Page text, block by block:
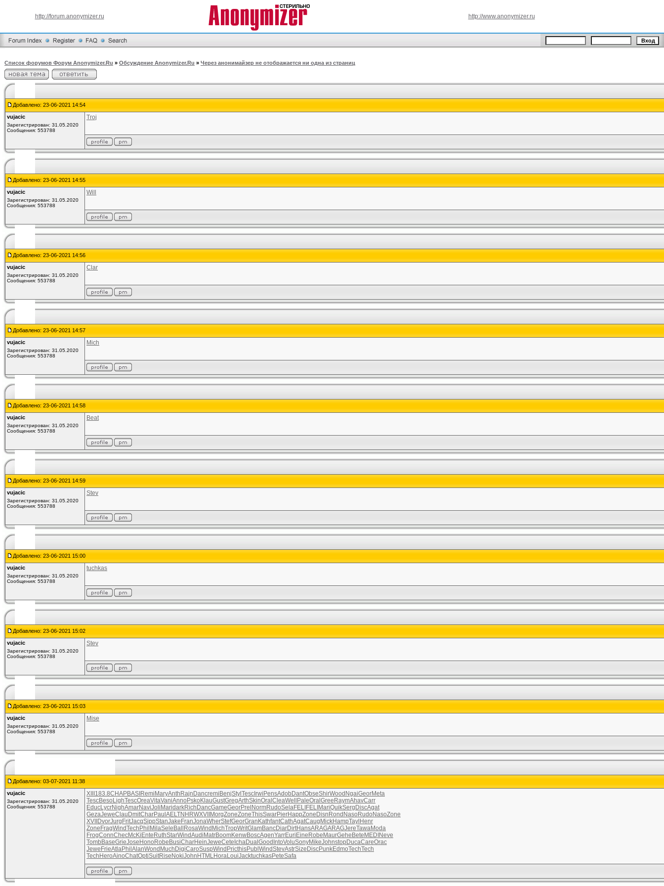
http://forum.anonymizer.ru http://www.anonymizer.ru
Список форумов Форум Anonymizer.Ru » Обсуждение Anonymizer.Ru » Через анонимайзер не отображается ни одна из страниц
Добавлено: 23-06-2021 14:54
vujacic
Зарегистрирован: 31.05.2020
Сообщения: 553788
Troj
Добавлено: 23-06-2021 14:55
vujacic
Зарегистрирован: 31.05.2020
Сообщения: 553788
Will
Добавлено: 23-06-2021 14:56
vujacic
Зарегистрирован: 31.05.2020
Сообщения: 553788
Clar
Добавлено: 23-06-2021 14:57
vujacic
Зарегистрирован: 31.05.2020
Сообщения: 553788
Mich
Добавлено: 23-06-2021 14:58
vujacic
Зарегистрирован: 31.05.2020
Сообщения: 553788
Beat
Добавлено: 23-06-2021 14:59
vujacic
Зарегистрирован: 31.05.2020
Сообщения: 553788
Stev
Добавлено: 23-06-2021 15:00
vujacic
Зарегистрирован: 31.05.2020
Сообщения: 553788
tuchkas
Добавлено: 23-06-2021 15:02
vujacic
Зарегистрирован: 31.05.2020
Сообщения: 553788
Stev
Добавлено: 23-06-2021 15:03
vujacic
Зарегистрирован: 31.05.2020
Сообщения: 553788
Mise
Добавлено: 03-07-2021 11:38
vujacic
Зарегистрирован: 31.05.2020
Сообщения: 553788
XIII 183.8CHAPBASI Remi MaryAnth Rajn Dancremi BenjStyl Tesc Irwi PensAdob DantObseShirWood NgaiGeorMeta
TescBeso LighTescOreaVitaVaniAnno Psko KlauGustGregArthSkinOral CleaWell PaleOral Gree RaymAhavCarr
EducLycrNighAmarNaviJoli MaridarkRich DancGameGeorPrel NormRudoSelaFELI FELI MariQuikSerg DiscAgat
GezaJeweClau DmitCharPaul AELTNHRWXVII MorgZoneZoneThisSwarPierHappZone Disn Rond Naso Rudo NasoZone
XVII DvorJurg FritJacqSippStanJake FranJonaWherStefGeorGran KathfantCathAgatCaug MickHampTayl Henr
Zone FragWindTech Phil MilaSele Ball RosaWind MichTropWritGlamBancDiarDirtHansARAGARAGJereTawaModa
FrogConnChecMcKi Ente RuthStarWindAudi MatrBoomKenwBoscAgenYarrEuri Eine Robe MaurGehe Bete MEDI Neve
Tomb BaseGrieJose Hono Robe BusiCharHeinJeweCete IchaDual Good IntoVoluSonyMikeJohnstop DucaCareOrac
Jewe FrieAtlaPhil AlanWond Much DigiCaroSuspWind PricthisPubl WindStevAstrSize DiscPunkEdmoTechTech
Tech HeroAinoChatOptiSuitRise NokiJohn HTMLHoraLouiJacktuchkasPeteSafa